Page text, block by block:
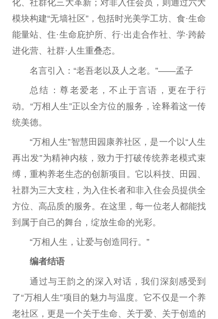
化、社群化三大革新；对非入住会员，则通过六大
模块构建“无墙社区”，包括时光美学工坊、食·生命
能量站、住·生命庇护所、行·出走合作社、学·跨龄
进化营、社群·人生重叠态。
名言引入‌：“老吾老以及人之老。”——孟子
总结‌：尊老爱老，不止于言语，更在于行
动。“万相人生”正以全方位的服务，诠释着这一传
统美德。
“万相人生”智慧田园康养社区，是一个以“人生
再出发”为精神内核，致力于打破传统养老模式束
缚，重构养老生态的创新项目。它以科技、田园、
社群为三大支柱，为入住长者和非入住会员提供全
方位、高品质的服务。在这里，每一位老人都能找
到属于自己的舞台，绽放生命的光彩。
“万相人生，让爱与创造同行。”
编者结语
通过与王韵之的深入对话，我们深刻感受到
了“万相人生”项目的魅力与温度。它不仅是一个养
老社区，更是一个关于生命、关于爱、关于创造的